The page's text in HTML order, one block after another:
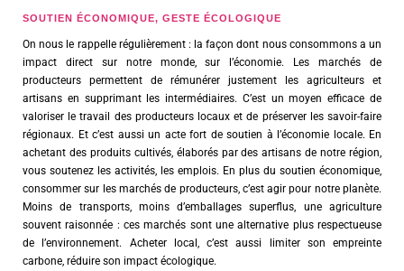
SOUTIEN ÉCONOMIQUE, GESTE ÉCOLOGIQUE
On nous le rappelle régulièrement : la façon dont nous consommons a un
impact direct sur notre monde, sur l’économie. Les marchés de
producteurs permettent de rémunérer justement les agriculteurs et
artisans en supprimant les intermédiaires. C’est un moyen efficace de
valoriser le travail des producteurs locaux et de préserver les savoir-faire
régionaux. Et c’est aussi un acte fort de soutien à l’économie locale. En
achetant des produits cultivés, élaborés par des artisans de notre région,
vous soutenez les activités, les emplois. En plus du soutien économique,
consommer sur les marchés de producteurs, c’est agir pour notre planète.
Moins de transports, moins d’emballages superflus, une agriculture
souvent raisonnée : ces marchés sont une alternative plus respectueuse
de l’environnement. Acheter local, c’est aussi limiter son empreinte
carbone, réduire son impact écologique.